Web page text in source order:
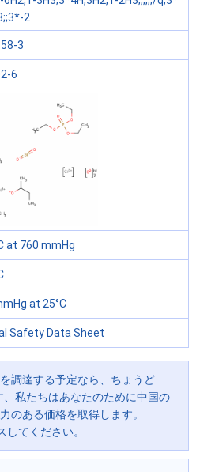
2
3
6
at 760 mmHg
at 25°C
Safety Data Sheet
調達する予定なら、ちょうど
私たちはあなたのために中国の
のある価格を取得します。
てください。